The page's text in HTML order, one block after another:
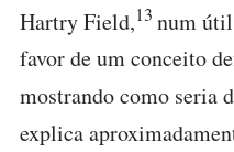
Hartry Field,13 num
favor de um conceito
mostrando como
explica